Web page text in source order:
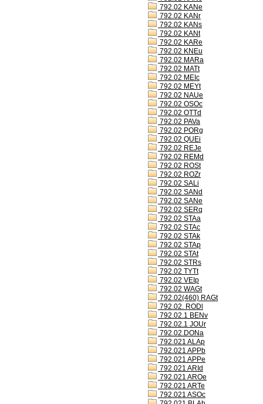
792.02 KANe
792.02 KANr
792.02 KANs
792.02 KANt
792.02 KARe
792.02 KNEu
792.02 MARa
792.02 MATt
792.02 MEIc
792.02 MEYt
792.02 NAUe
792.02 OSOc
792.02 OTTd
792.02 PAVa
792.02 PORg
792.02 QUEi
792.02 REJe
792.02 REMd
792.02 ROSt
792.02 ROZr
792.02 SALi
792.02 SANd
792.02 SANe
792.02 SERq
792.02 STAa
792.02 STAc
792.02 STAk
792.02 STAp
792.02 STAt
792.02 STRs
792.02 TYTt
792.02 VEIp
792.02 WAGt
792.02(460) RAGt
792.02. RODl
792.02.1 BENv
792.02.1 JOUr
792.02.DONa
792.021 ALAp
792.021 APPb
792.021 APPe
792.021 ARId
792.021 AROe
792.021 ARTe
792.021 ASOc